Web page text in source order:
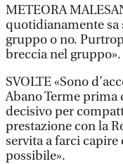
METEORA
quotidianamente sa
gruppo o no.
breccia nel gruppo».
SVOLTE «Sono
Abano Terme prima
decisivo per
prestazione con la
servita a farci capire
possibile».